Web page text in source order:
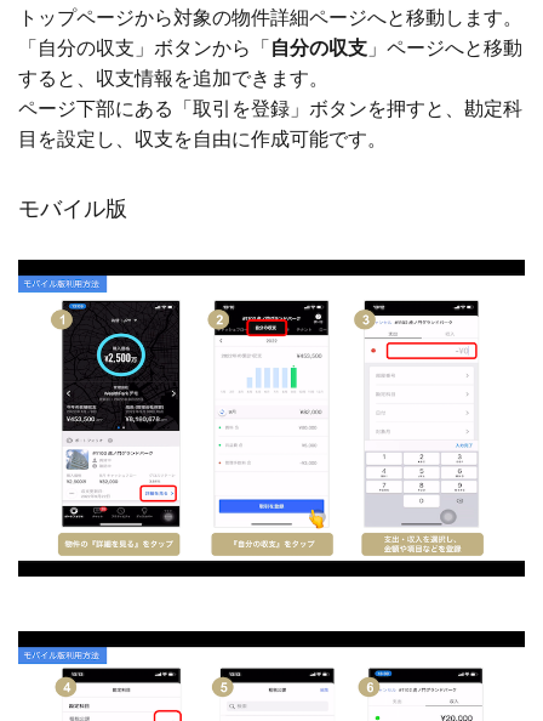
トップページから対象の物件詳細ページへと移動します。
「自分の収支」ボタンから「自分の収支 」ページへと移動
すると、収支情報を追加できます。
ページ下部にある「取引を登録」ボタンを押すと、勘定科
目を設定し、収支を自由に作成可能です。
モバイル版